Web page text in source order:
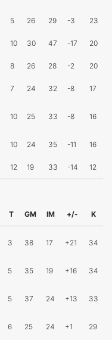
5 26 29 -3 23
10 30 47 -17 20
8 26 28 -2 20
7 24 32 -8 17
10 25 33 -8 16
10 24 35 -11 16
12 19 33 -14 12
T GM IM +/- K
3 38 17 +21 34
5 35 19 +16 34
5 37 24 +13 33
6 25 24 +1 29